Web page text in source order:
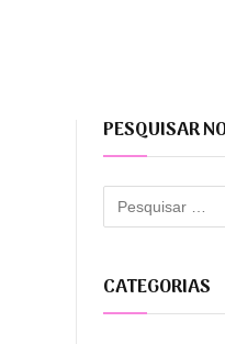
PESQUISAR
CATEGORIAS